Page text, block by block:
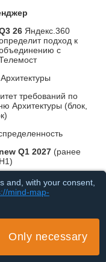
26 Яндекс.360
подход к
с
требований по
Архитектуры (блок,
new Q1 2027 (ранее
H1)
Выпуск мобильного
для on-prem
пришлет
BD, Kafka)
вопрос
and, with your consent,
mind-map-
Only necessary